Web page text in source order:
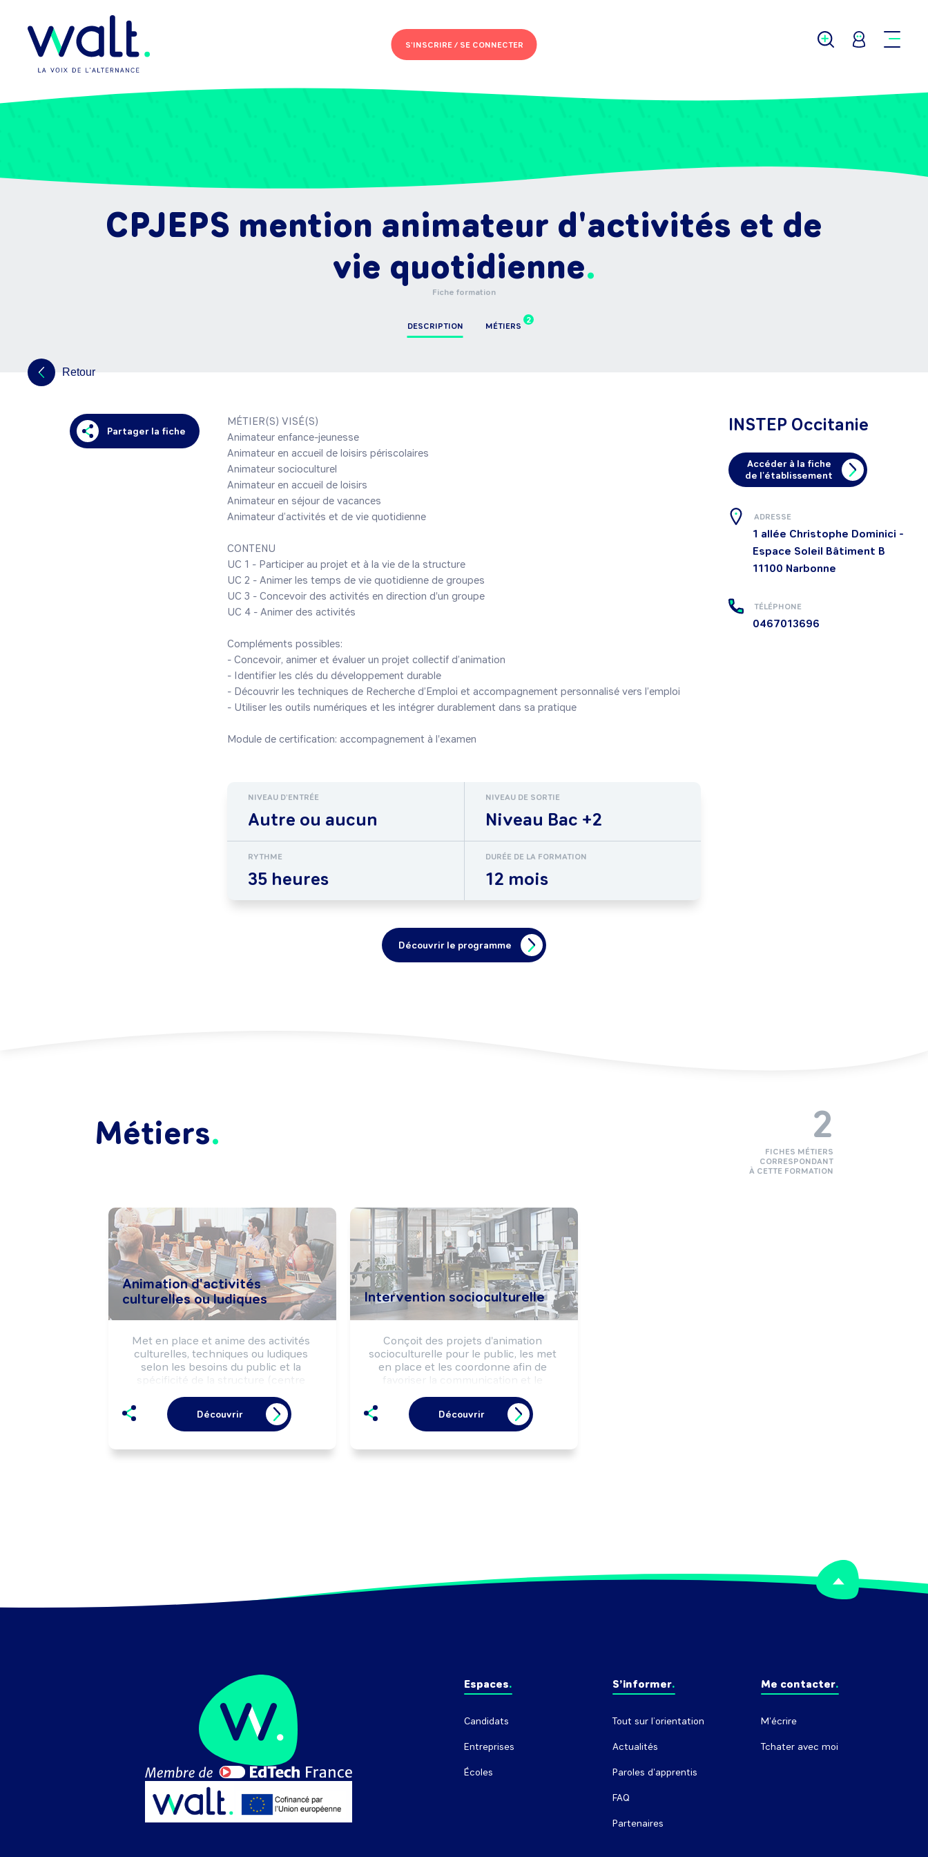
S'INSCRIRE /SE CONNECTER
CPJEPS mention animateur d'activités et de
vie quotidienne
Fiche formation
DESCRIPTION
2
MÉTIERS
Retour
Partager la fiche
MÉTIER(S) VISÉ(S)
Animateur enfance-jeunesse
Animateur en accueil de loisirs périscolaires
Animateur socioculturel
Animateur en accueil de loisirs
Animateur en séjour de vacances
Animateur d’activités et de vie quotidienne
CONTENU
UC 1 - Participer au projet et à la vie de la structure
UC 2 - Animer les temps de vie quotidienne de groupes
UC 3 - Concevoir des activités en direction d'un groupe
UC 4 - Animer des activités
Compléments possibles:
- Concevoir, animer et évaluer un projet collectif d’animation
- Identifier les clés du développement durable
- Découvrir les techniques de Recherche d’Emploi et accompagnement personnalisé vers l’emploi
- Utiliser les outils numériques et les intégrer durablement dans sa pratique
NIVEAU D'ENTRÉE
Autre ou aucun
NIVEAU DE SORTIE
Niveau Bac +2
RYTHME
35 heures
DURÉE DE LA FORMATION
12 mois
Découvrir le programme
INSTEP Occitanie
Accéder à la fiche
de l'établissement
ADRESSE
1 allée Christophe Dominici -
Espace Soleil Bâtiment B
11100 Narbonne
TÉLÉPHONE
0467013696
Métiers
Animation d'activités
culturelles ou ludiques
Met en place et anime des activités
culturelles, techniques ou ludiques
selon les besoins du public et la
spécificité de la structure (centre
maison de retraite, ...).
Peut animer un espace multimédia.
Peut coordonner l'activité d'une équipe.
Découvrir
Intervention socioculturelle
Conçoit des projets d'animation
socioculturelle pour le public, les met
en place et les coordonne afin de
favoriser la communication et le
d'un territoire ou d'une structure.
Peut coordonner l'activité d'une équipe.
Peut diriger une structure.
Découvrir
2
FICHES MÉTIERS
CORRESPONDANT
À CETTE FORMATION
Espaces
Candidats
Entreprises
Écoles
S’informer
Tout sur l’orientation
Actualités
Paroles d'apprentis
FAQ
Partenaires
Me contacter
M'écrire
Tchater avec moi